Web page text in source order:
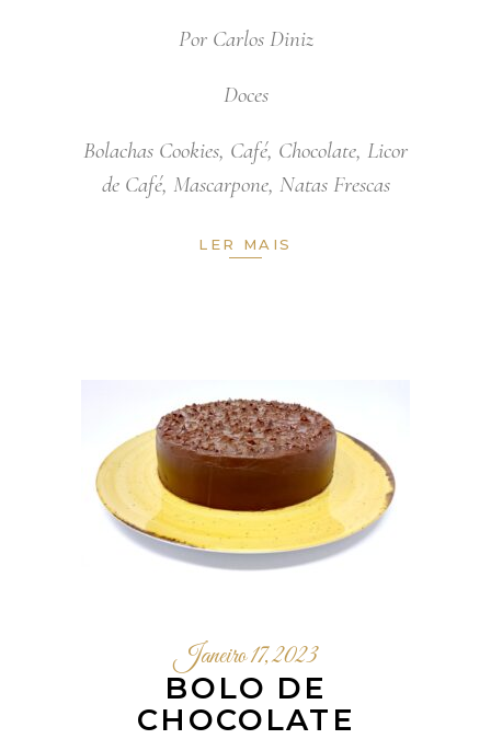
Por Carlos Diniz
Doces
Bolachas Cookies, Café, Chocolate, Licor
de Café, Mascarpone, Natas Frescas
LER MAIS
Janeiro 17, 2023
BOLO DE
CHOCOLATE